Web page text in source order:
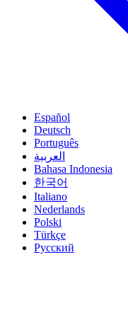
Español
Deutsch
Português
العربية
Bahasa Indonesia
한국어
Italiano
Nederlands
Polski
Türkçe
Русский